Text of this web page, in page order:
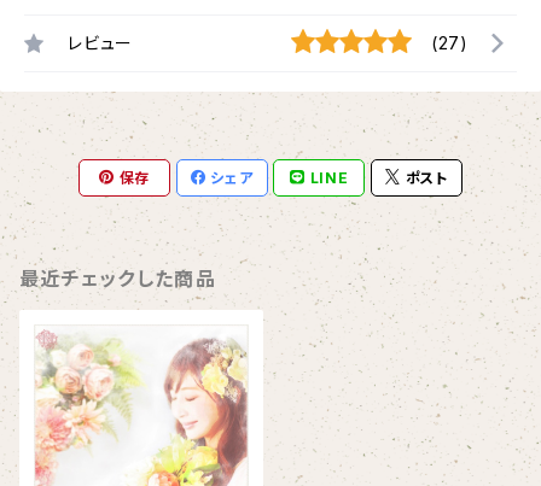
レビュー (27)
保存 シェア LINE ポスト
最近チェックした商品